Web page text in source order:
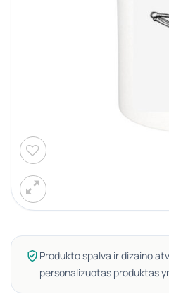
Produkto spalva ir dizaino
personalizuotas produktas